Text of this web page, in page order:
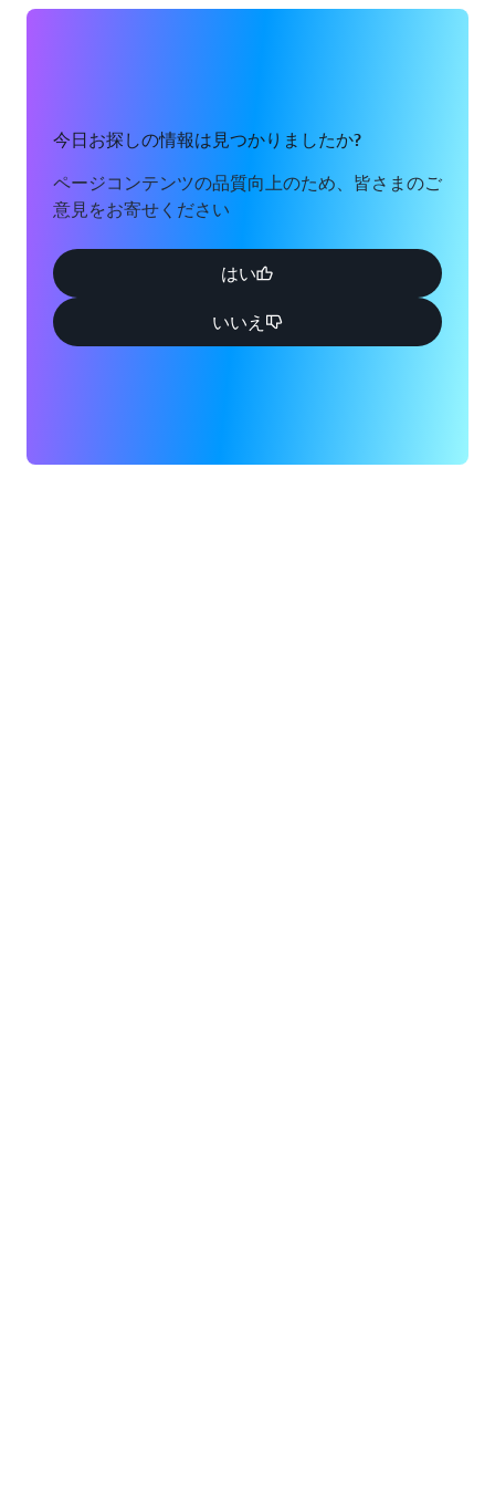
今日お探しの情報は見つかりましたか?
ページコンテンツの品質向上のため、皆さまのご
意見をお寄せください
はい
いいえ